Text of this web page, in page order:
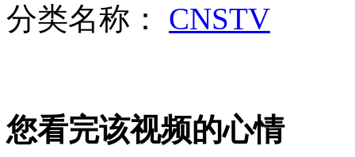
山西运城恶犬咬伤多人 警民合力深夜将其击毙
分类名称： CNSTV
您看完该视频的心情